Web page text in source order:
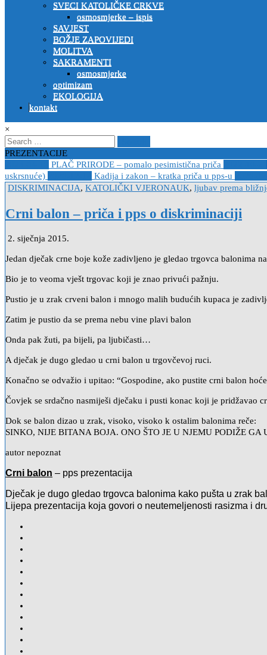
SVECI KATOLIČKE CRKVE
osmosmjerke – ispis
SAVJEST
BOŽJE ZAPOVIJEDI
MOLITVA
SAKRAMENTI
osmosmjerke
optimizam
EKOLOGIJA
kontakt
×
Search
for:
PREZENTACIJE
PLAČ PRIRODE – pomalo pesimistična priča
uskrsnuće)
Kadija i zakon – kratka priča u pps-u
Posted
DISKRIMINACIJA, KATOLIČKI VJERONAUK, ljubav prema
Crni balon – priča i pps o diskriminaciji
2. siječnja 2015.
Jedan dječak crne boje kože zadivljeno je gledao trgovca balonima
Bio je to veoma vješt trgovac koji je znao privući pažnju.
Pustio je u zrak crveni balon i mnogo malih budućih kupaca je
Zatim je pustio da se prema nebu vine plavi balon
Onda pak žuti, pa bijeli, pa ljubičasti…
A dječak je dugo gledao u crni balon u trgovčevoj ruci.
Konačno se odvažio i upitao: “Gospodine, ako pustite crni balon
Čovjek se srdačno nasmiješi dječaku i pusti konac koji je pridžavao
Dok se balon dizao u zrak, visoko, visoko k ostalim balonima reče:
SINKO, NIJE BITANA BOJA. ONO ŠTO JE U NJEMU PODIŽE GA
autor nepoznat
Crni balon – pps prezentacija
Dječak je dugo gledao trgovca balonima kako pušta u zrak
Lijepa prezentacija koja govori o neutemeljenosti rasizma i